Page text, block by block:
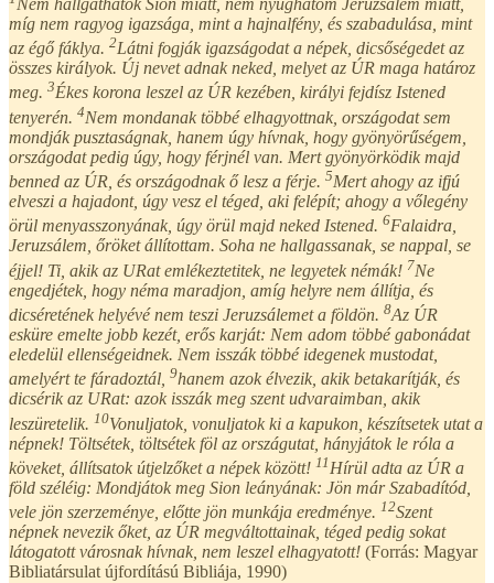
míg nem ragyog igazsága, mint a hajnalfény, és szabadulása, mint
az égő fáklya. 2Látni fogják igazságodat a népek, dicsőségedet az
összes királyok. Új nevet adnak neked, melyet az ÚR maga határoz
meg. 3Ékes korona leszel az ÚR kezében, királyi fejdísz Istened
tenyerén. 4Nem mondanak többé elhagyottnak, országodat sem
mondják pusztaságnak, hanem úgy hívnak, hogy gyönyörűségem,
országodat pedig úgy, hogy férjnél van. Mert gyönyörködik majd
benned az ÚR, és országodnak ő lesz a férje. 5Mert ahogy az ifjú
elveszi a hajadont, úgy vesz el téged, aki felépít; ahogy a vőlegény
örül menyasszonyának, úgy örül majd neked Istened. 6Falaidra,
Jeruzsálem, őröket állítottam. Soha ne hallgassanak, se nappal, se
éjjel! Ti, akik az URat emlékeztetitek, ne legyetek némák! 7Ne
engedjétek, hogy néma maradjon, amíg helyre nem állítja, és
dicséretének helyévé nem teszi Jeruzsálemet a földön. 8Az ÚR
esküre emelte jobb kezét, erős karját: Nem adom többé gabonádat
eledelül ellenségeidnek. Nem isszák többé idegenek mustodat,
amelyért te fáradoztál, 9hanem azok élvezik, akik betakarítják, és
dicsérik az URat: azok isszák meg szent udvaraimban, akik
leszüretelik. 10Vonuljatok, vonuljatok ki a kapukon, készítsetek utat a
népnek! Töltsétek, töltsétek föl az országutat, hányjátok le róla a
köveket, állítsatok útjelzőket a népek között! 11 Hírül adta az ÚR a
föld széléig: Mondjátok meg Sion leányának: Jön már Szabadítód,
vele jön szerzeménye, előtte jön munkája eredménye. 12Szent
népnek nevezik őket, az ÚR megváltottainak, téged pedig sokat
látogatott városnak hívnak, nem leszel elhagyatott! (Forrás: Magyar
Bibliatársulat újfordítású Bibliája, 1990)